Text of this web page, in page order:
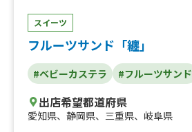
スイーツ
フルーツサンド「纏」
#ベビーカステラ #フルーツサンド
出店希望都道府県
愛知県、 静岡県、 三重県、 岐阜県